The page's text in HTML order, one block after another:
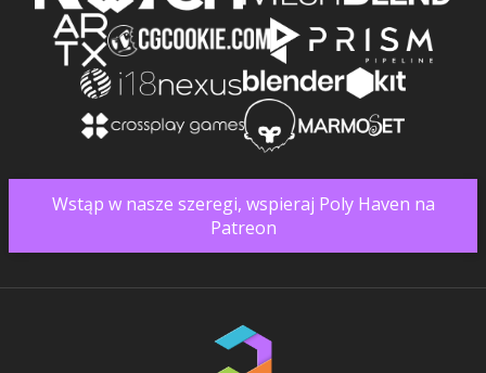
Wstąp w nasze szeregi, wspieraj Poly Haven na
Patreon